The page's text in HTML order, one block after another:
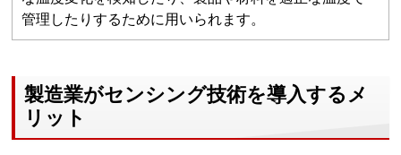
管理したりするために用いられます。
製造業がセンシング技術を導入するメ
リット